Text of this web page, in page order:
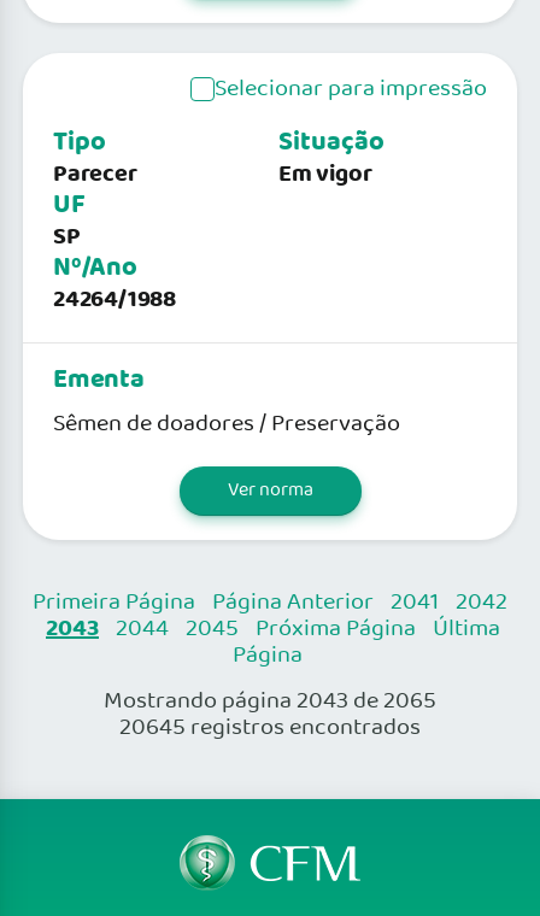
Selecionar para impressão
Tipo
Parecer
UF
SP
Nº/Ano
24264/1988
Situação
Em vigor
Ementa
Sêmen de doadores / Preservação
Ver norma
Primeira Página Página Anterior 2041 2042
2043 2044 2045 Próxima Página Última
Página
Mostrando página 2043 de 2065
20645 registros encontrados